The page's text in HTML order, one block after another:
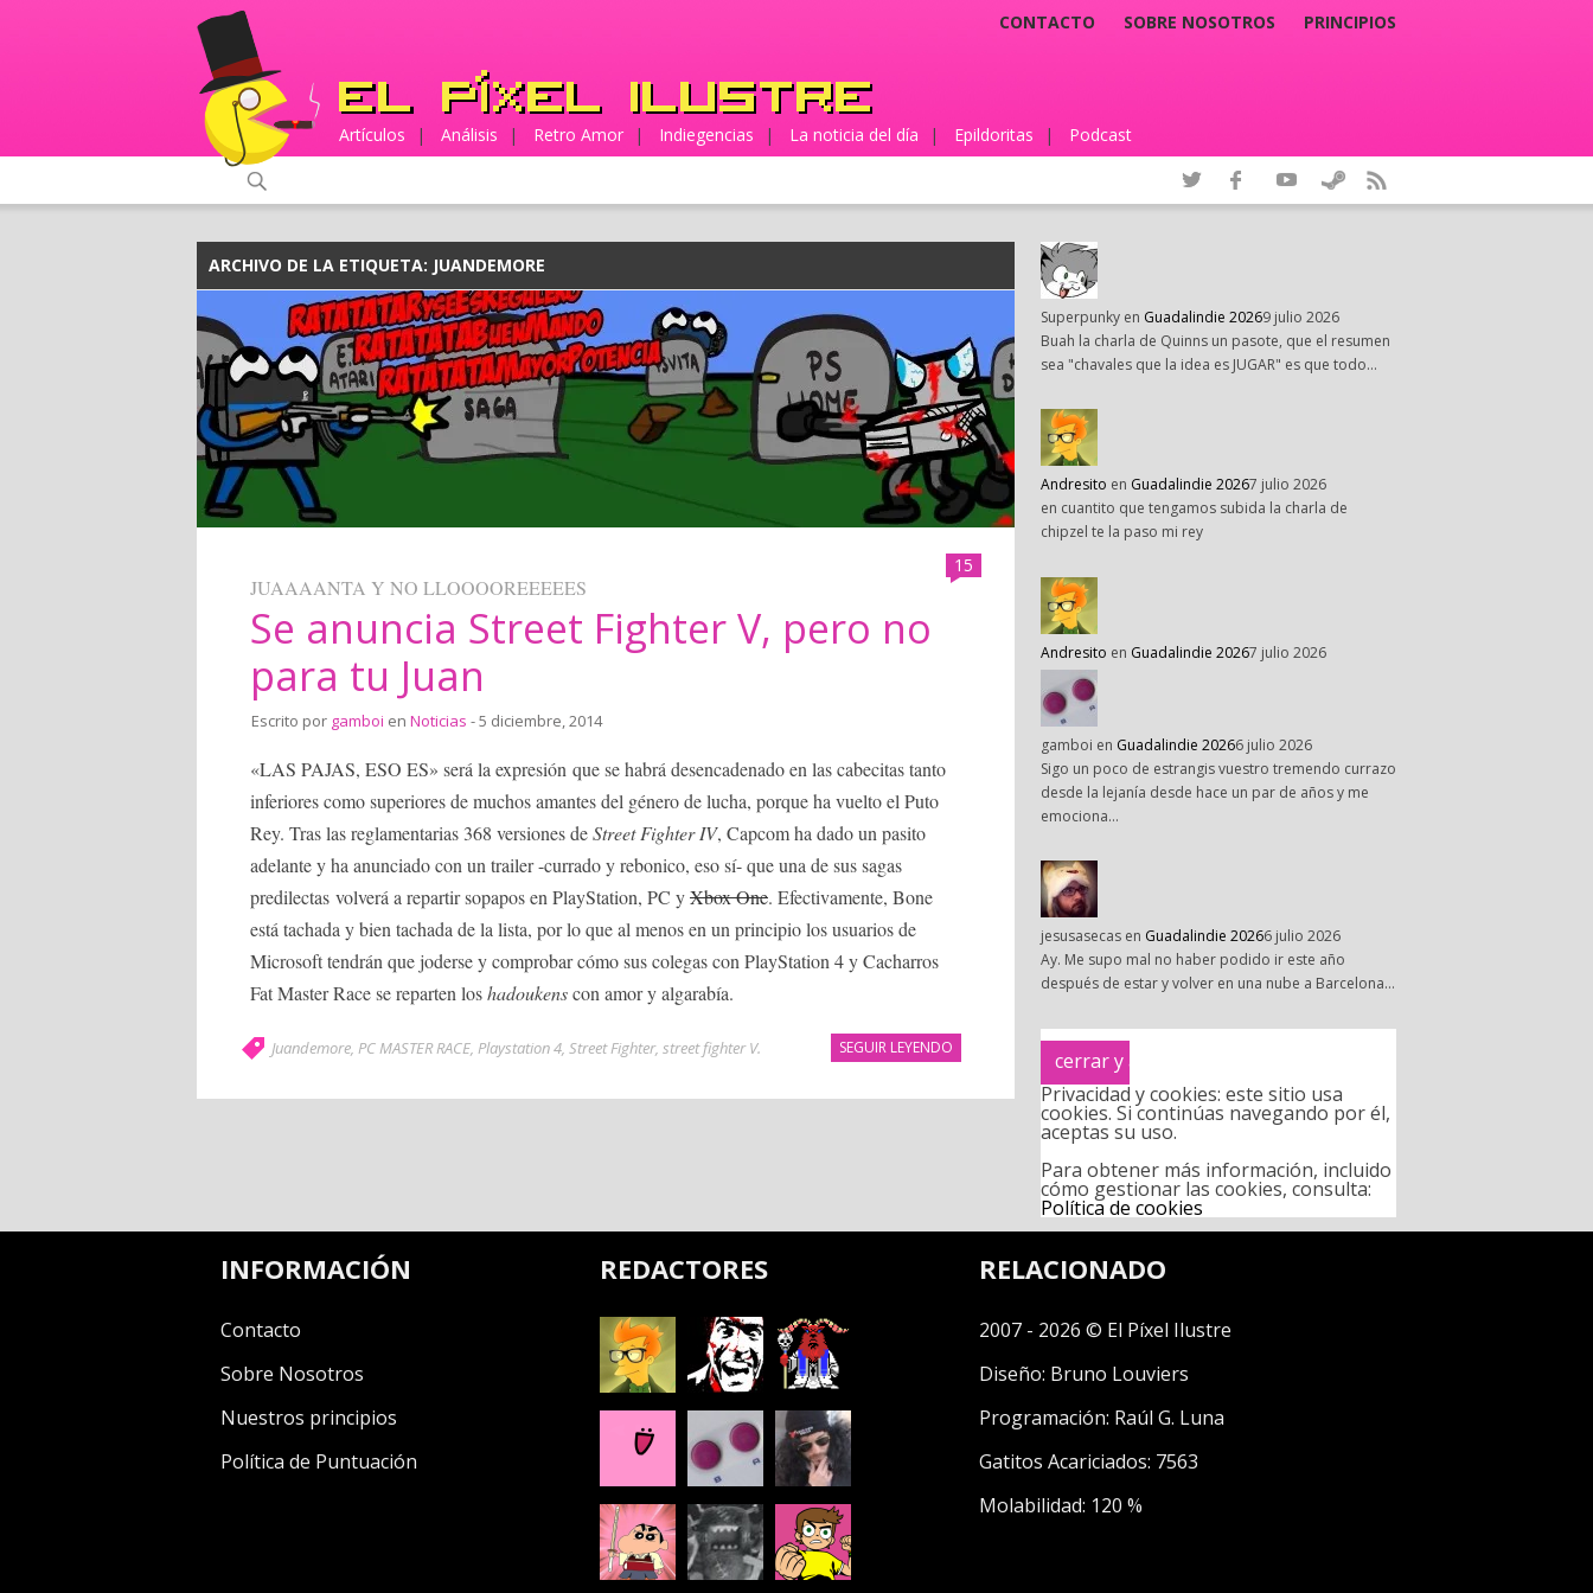
CONTACTO SOBRE NOSOTROS PRINCIPIOS
Artículos | Análisis | Retro Amor | Indiegencias | La noticia del día | Epildoritas | Podcast
ARCHIVO DE LA ETIQUETA: JUANDEMORE
15
JUAAAANTA Y NO LLOOOOREEEEES
Se anuncia Street Fighter V, pero no
para tu Juan
Escrito por gamboi en Noticias - 5 diciembre, 2014
«LAS PAJAS, ESO ES» será la expresión que se habrá desencadenado en las cabecitas tanto
inferiores como superiores de muchos amantes del género de lucha, porque ha vuelto el Puto
Rey. Tras las reglamentarias 368 versiones deStreet Fighter IV, Capcom ha dado un pasito
adelante y ha anunciado con un trailer -currado y rebonico, eso sí- que una de sus sagas
predilectas volverá a repartir sopapos en PlayStation, PC yXbox One. Efectivamente, Bone
está tachada y bien tachada de la lista, por lo que al menos en un principio los usuarios de
Microsoft tendrán que joderse y comprobar cómo sus colegas con PlayStation 4 y Cacharros
Fat Master Race se reparten loshadoukenscon amor y algarabía.
SEGUIR LEYENDO
Juandemore, PC MASTER RACE, Playstation 4, Street Fighter, street fighter V.
Superpunky en Guadalindie 20269 julio 2026
Buah la charla de Quinns un pasote, que el resumen
sea "chavales que la idea es JUGAR" es que todo…
Andresito en Guadalindie 20267 julio 2026
en cuantito que tengamos subida la charla de
chipzel te la paso mi rey
Andresito en Guadalindie 20267 julio 2026
gamboi en Guadalindie 20266 julio 2026
Sigo un poco de estrangis vuestro tremendo currazo
desde la lejanía desde hace un par de años y me
emociona…
jesusasecas en Guadalindie 20266 julio 2026
Ay. Me supo mal no haber podido ir este año
después de estar y volver en una nube a Barcelona…
Privacidad y cookies: este sitio usa
cookies. Si continúas navegando por él,
aceptas su uso.
Para obtener más información, incluido
cómo gestionar las cookies, consulta:
Política de cookies
INFORMACIÓN
Contacto
Sobre Nosotros
Nuestros principios
Política de Puntuación
REDACTORES RELACIONADO
2007 - 2026 © El Píxel Ilustre
Diseño: Bruno Louviers
Programación: Raúl G. Luna
Gatitos Acariciados: 7563
Molabilidad: 120 %